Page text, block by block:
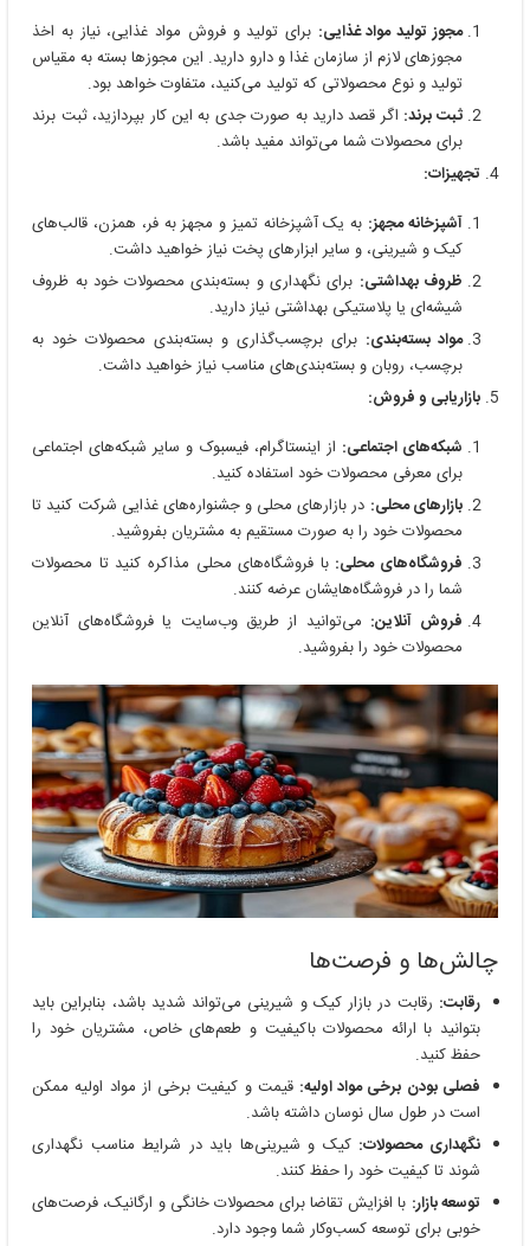
مجوز تولید مواد غذایی: برای تولید و فروش مواد غذایی، نیاز به اخذ
مجوزهای لازم از سازمان غذا و دارو دارید. این مجوزها بسته به مقیاس
تولید و نوع محصولاتی که تولید می‌کنید، متفاوت خواهد بود.
ثبت برند: اگر قصد دارید به صورت جدی به این کار بپردازید، ثبت برند
برای محصولات شما می‌تواند مفید باشد.
تجهیزات:
آشپزخانه مجهز: به یک آشپزخانه تمیز و مجهز به فر، همزن، قالب‌های
کیک و شیرینی، و سایر ابزارهای پخت نیاز خواهید داشت.
ظروف بهداشتی: برای نگهداری و بسته‌بندی محصولات خود به ظروف
شیشه‌ای یا پلاستیکی بهداشتی نیاز دارید.
مواد بسته‌بندی: برای برچسب‌گذاری و بسته‌بندی محصولات خود به
برچسب، روبان و بسته‌بندی‌های مناسب نیاز خواهید داشت.
بازاریابی و فروش:
شبکه‌های اجتماعی: از اینستاگرام، فیسبوک و سایر شبکه‌های اجتماعی
برای معرفی محصولات خود استفاده کنید.
بازارهای محلی: در بازارهای محلی و جشنواره‌های غذایی شرکت کنید تا
محصولات خود را به صورت مستقیم به مشتریان بفروشید.
فروشگاه‌های محلی: با فروشگاه‌های محلی مذاکره کنید تا محصولات
شما را در فروشگاه‌هایشان عرضه کنند.
فروش آنلاین: می‌توانید از طریق وب‌سایت یا فروشگاه‌های آنلاین
محصولات خود را بفروشید.
چالش‌ها و فرصت‌ها
رقابت: رقابت در بازار کیک و شیرینی می‌تواند شدید باشد، بنابراین باید
بتوانید با ارائه محصولات باکیفیت و طعم‌های خاص، مشتریان خود را
حفظ کنید.
فصلی بودن برخی مواد اولیه: قیمت و کیفیت برخی از مواد اولیه ممکن
است در طول سال نوسان داشته باشد.
نگهداری محصولات: کیک و شیرینی‌ها باید در شرایط مناسب نگهداری
شوند تا کیفیت خود را حفظ کنند.
توسعه بازار: با افزایش تقاضا برای محصولات خانگی و ارگانیک، فرصت‌های
خوبی برای توسعه کسب‌وکار شما وجود دارد.